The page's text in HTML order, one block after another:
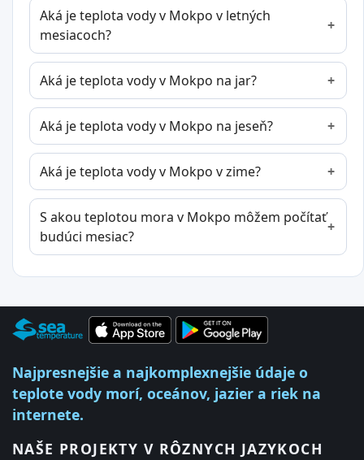
Aká je teplota vody v Mokpo v letných
mesiacoch?
Aká je teplota vody v Mokpo na jar?
Aká je teplota vody v Mokpo na jeseň?
Aká je teplota vody v Mokpo v zime?
S akou teplotou mora v Mokpo môžem počítať
budúci mesiac?
Najpresnejšie a najkomplexnejšie údaje o
teplote vody morí, oceánov, jazier a riek na
internete.
NAŠE PROJEKTY V RÔZNYCH JAZYKOCH